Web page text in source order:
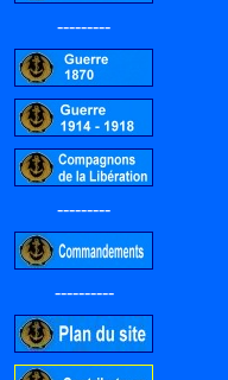
---------
---------
----------